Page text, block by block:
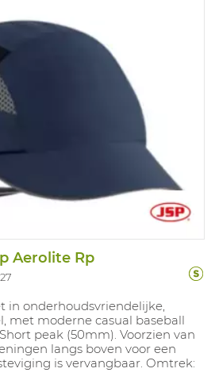
Aerolite Rp
in onderhoudsvriendelijke,
met moderne casual baseball
peak (50mm). Voorzien van
langs boven voor een
is vervangbaar. Omtrek: